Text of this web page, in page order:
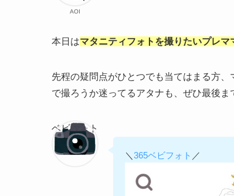
AOI
本日はマタニティフォトを撮りたいプレマ
先程の疑問点がひとつでも当てはまる方
で撮ろうか迷ってるアタナも、ぜひ最後ま
ベビフォト
＼365ベビフォト ／